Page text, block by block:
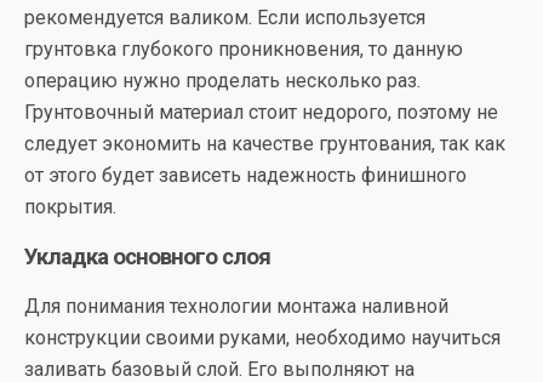
рекомендуется валиком. Если используется
грунтовка глубокого проникновения, то данную
операцию нужно проделать несколько раз.
Грунтовочный материал стоит недорого, поэтому не
следует экономить на качестве грунтования, так как
от этого будет зависеть надежность финишного
покрытия.
Укладка основного слоя
Для понимания технологии монтажа наливной
конструкции своими руками, необходимо научиться
заливать базовый слой. Его выполняют на